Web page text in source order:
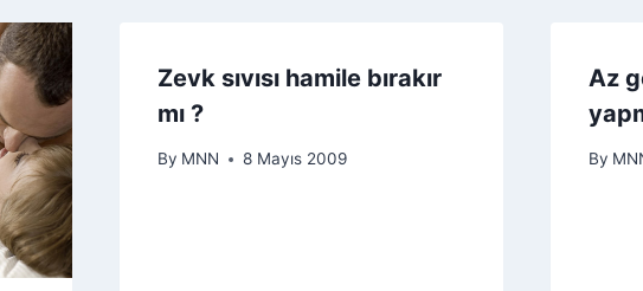
Zevk sıvısı hamile bırakır
mı ?
By MNN 8 Mayıs 2009
Az
By